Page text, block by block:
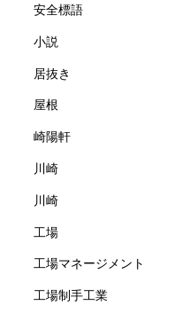
安全標語
小説
居抜き
屋根
崎陽軒
川崎
川崎
工場
工場マネージメント
工場制手工業